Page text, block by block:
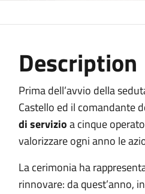
Description
Prima dell’avvio della
Castello ed il comandante
di servizioa cinque
valorizzare ogni anno le
La cerimonia ha
rinnovare: da quest’anno,